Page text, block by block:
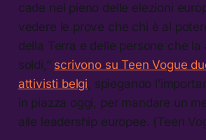
cade nel pieno delle elezioni
vedere le prove che chi è al
della Terra e delle persone che la
soldi,” scrivono su Teen Vogue
attivisti belgi, spiegando
in piazza oggi, per mandare un
alle leadership europee. (Teen